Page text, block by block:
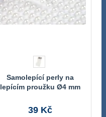
Samolepící perly na
lepícím proužku Ø4 mm
39 Kč